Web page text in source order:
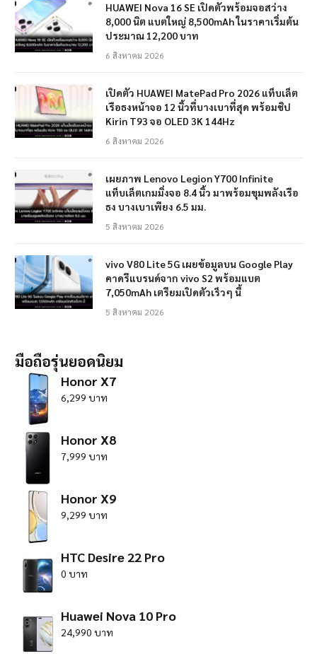
HUAWEI Nova 16 SE เปิดตัวพร้อมจอสว่าง
8,000 นิต แบตใหญ่ 8,500mAh ในราคาเริ่มต้น
ประมาณ 12,200 บาท
6 สิงหาคม 2026
เปิดตัว HUAWEI MatePad Pro 2026 แท็บเล็ต
เรือธงหน้าจอ 12 นิ้วที่บางเบาที่สุด พร้อมชิป
Kirin T93 จอ OLED 3K 144Hz
6 สิงหาคม 2026
เผยภาพ Lenovo Legion Y700 Infinite
แท็บเล็ตเกมมิ่งจอ 8.4 นิ้ว มาพร้อมขุมพลังเรือ
ธง บางเบาเพียง 6.5 มม.
5 สิงหาคม 2026
vivo V80 Lite 5G เผยข้อมูลบน Google Play
คาดรีแบรนด์จาก vivo S2 พร้อมแบต
7,050mAh เตรียมเปิดตัวเร็วๆ นี้
5 สิงหาคม 2026
มือถือรุ่นยอดนิยม
Honor X7
6,299 บาท
Honor X8
7,999 บาท
Honor X9
9,299 บาท
HTC Desire 22 Pro
0 บาท
Huawei Nova 10 Pro
24,990 บาท